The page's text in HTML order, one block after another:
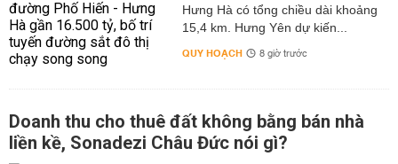
Hưng Hà có tổng chiều dài khoảng
15,4 km. Hưng Yên dự kiến...
QUY HOẠCH 8 giờ trước
Doanh thu cho thuê đất không bằng bán nhà
liền kề, Sonadezi Châu Đức nói gì?